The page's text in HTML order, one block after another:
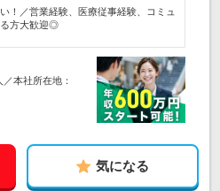
！／営業経験、医療従事経験、コミュ
る方大歓迎◎
本社所在地：
気になる